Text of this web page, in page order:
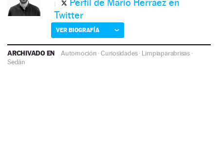
Perfil de Mario Herráez en
Twitter
VER BIOGRAFÍA
ARCHIVADO EN Automoción ·Curiosidades· Limpiaparabrisas·
Sedán